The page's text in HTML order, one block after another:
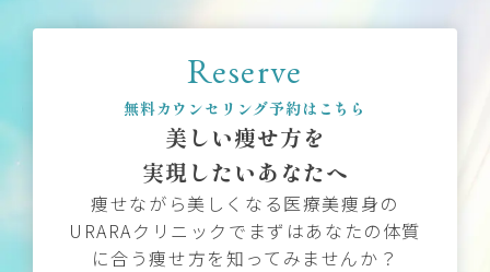
Reserve
無料カウンセリング予約はこちら
美しい痩せ方を
実現したいあなたへ
痩せながら美しくなる医療美痩身の
URARAクリニックでまずはあなたの体質
に合う痩せ方を知ってみませんか？